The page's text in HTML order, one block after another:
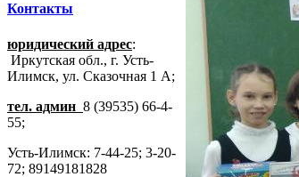
Контакты
юридический адрес:
Иркутская обл., г. Усть-
Илимск, ул. Сказочная 1 А;
тел. админ 8 (39535) 66-4-
55;
Усть-Илимск: 7-44-25; 3-20-
72; 89149181828